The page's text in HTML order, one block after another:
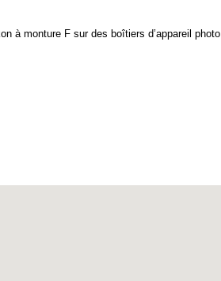
à monture F sur des boîtiers d’appareil